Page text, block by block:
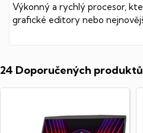
Výkonný a rychlý procesor,
grafické editory nebo
24 Doporučených produktů